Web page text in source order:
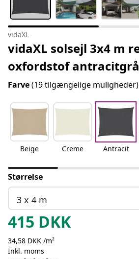
vidaXL
vidaXL solsejl 3x4 m
oxfordstof antracitgrå
Farve(19 tilgængelige muligheder)
Beige Creme Antracit
Størrelse
3 x 4 m
415 DKK
34,58 DKK /m²
Inkl. moms